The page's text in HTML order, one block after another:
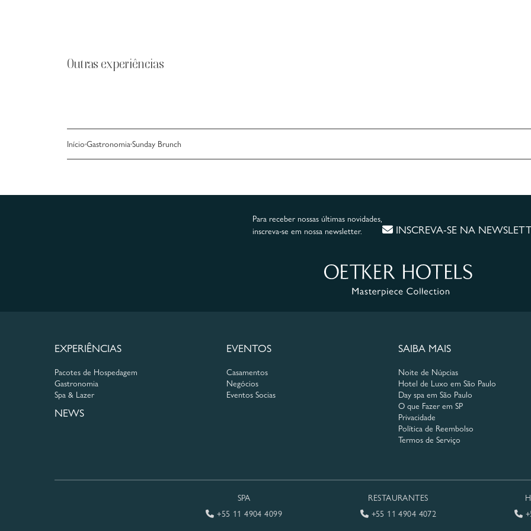
Outras experiências
InícioGastronomiaSunday Brunch
Para receber nossas últimas novidades,
inscreva-se em nossa newsletter.
INSCREVA-SE NA
EXPERIÊNCIAS
Pacotes de Hospedagem
Gastronomia
Spa & Lazer
NEWS
EVENTOS
Casamentos
Negócios
Eventos Socias
SAIBA MAIS
Noite de Núpcias
Hotel de Luxo em São Paulo
Day spa em São Paulo
O que Fazer em SP
Privacidade
Política de Reembolso
Termos de Serviço
SPA
+55 11 4904 4099
RESTAURANTES
+55 11 4904 4072